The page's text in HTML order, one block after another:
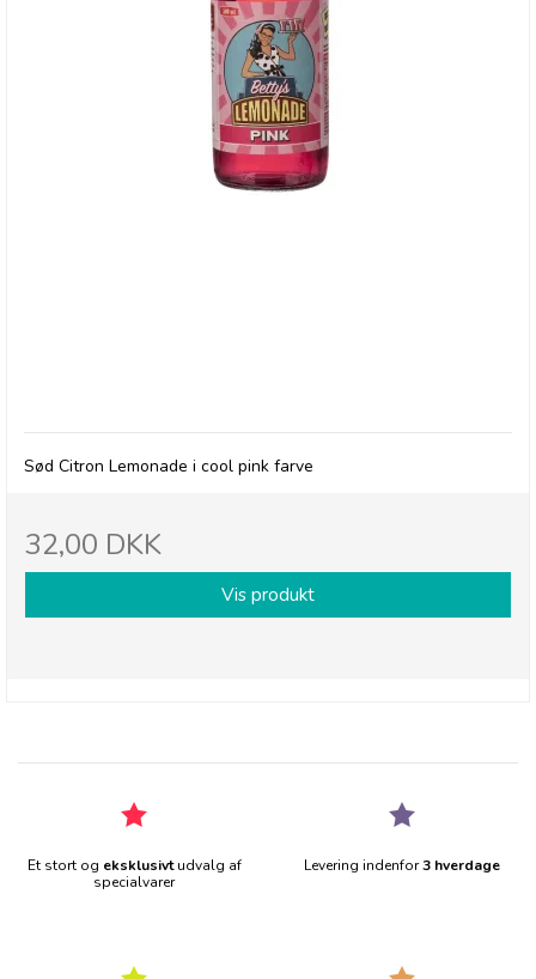
Sød Citron Lemonade i cool pink farve
32,00 DKK
Vis produkt
Et stort og eksklusivtudvalg af
specialvarer
Levering indenfor3 hverdage